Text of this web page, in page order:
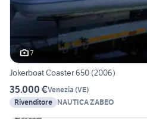
7
Jokerboat Coaster 650 (2006)
35.000 €Venezia (VE)
Rivenditore NAUTICA ZABEO